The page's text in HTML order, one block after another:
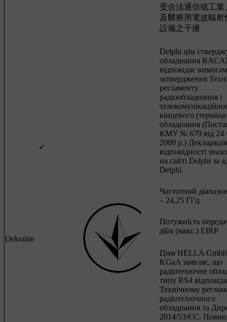
受合法通信或工業
及醫療用電波輻射
設備之干擾
Oekraïne
✓
Delphi цім
обладнання
відповідає
затвердження
регламенту
радіообладнання і
кінцевого
обладнання
КМУ № 679 від 24
2009 р.) Декларація
відповідності
на сайті Delphi за
Delphi.
Частотний
– 24,25 ГГц
Потужність
дБм (макс.) EIRP
Цим HELLA
KGaA заявляє, що
радіотехнічне
типу RS4
Технічному
радіотехнічного
обладнання та
2014/53/ЄС.